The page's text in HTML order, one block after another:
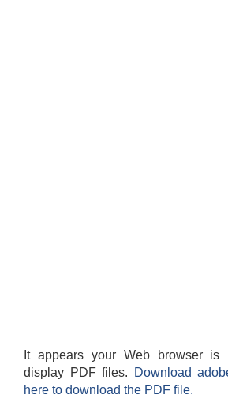
It appears your Web browser is
display PDF files.
Download
here to download the PDF file.